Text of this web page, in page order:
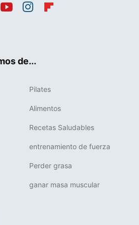
de...
Pilates
Alimentos
Recetas Saludables
entrenamiento de fuerza
Perder grasa
ganar masa muscular